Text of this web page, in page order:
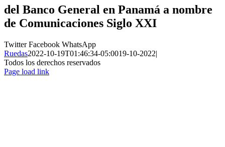
del Banco General en Panamá a nombre
de Comunicaciones Siglo XXI
TwitterFacebook WhatsApp
Ruedas2022-10-19T01:46:34-05:0019-10-2022|
Todos los derechos reservados
Page load link